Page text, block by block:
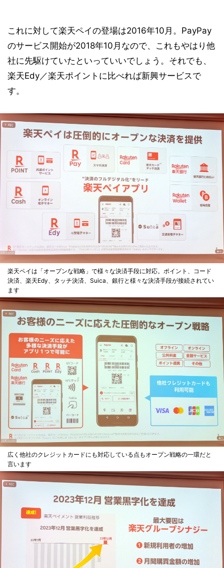
これに対して楽天ペイの登場は2016年10月。PayPay
のサービス開始が2018年10月なので、これもやはり他
社に先駆けていたといっていいでしょう。それでも、
楽天Edy／楽天ポイントに比べれば新興サービスで
す。
楽天ペイは「オープンな戦略」で様々な決済手段に対応。ポイント、コード
決済、楽天Edy、タッチ決済、Suica、銀行と様々な決済手段が接続されてい
ます
広く他社のクレジットカードにも対応している点もオープン戦略の一環だと
言います